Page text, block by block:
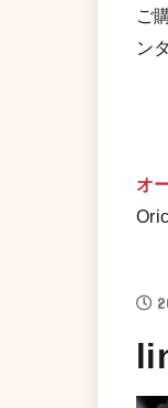
ご
ン
オ